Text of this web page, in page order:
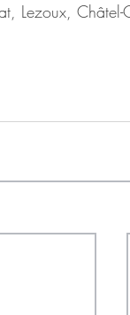
Lezoux, Châtel-